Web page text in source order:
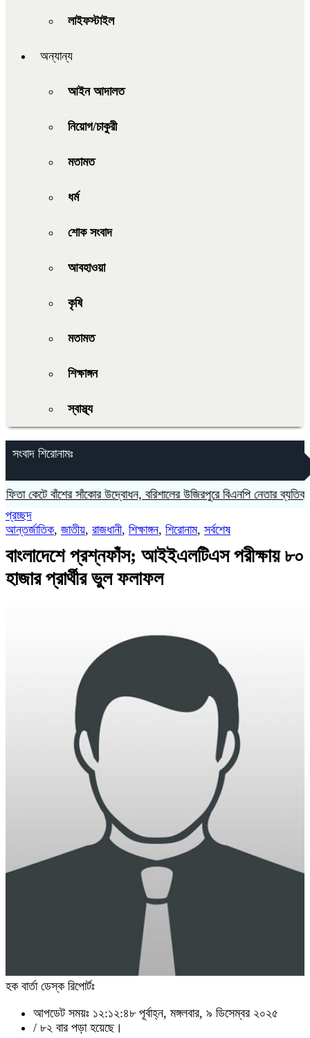
লাইফস্টাইল
অন্যান্য
আইন আদালত
নিয়োগ/চাকুরী
মতামত
ধর্ম
শোক সংবাদ
আবহাওয়া
কৃষি
মতামত
শিক্ষাঙ্গন
স্বাস্থ্য
সংবাদ শিরোনামঃ
বাঁশের সাঁকোর উদ্বোধন, বরিশালের উজিরপুরে বিএনপি নেতার ব্যতিক্রমী
প্রচ্ছদ
আন্তর্জাতিক, জাতীয়, রাজধানী, শিক্ষাঙ্গন, শিরোনাম, সর্বশেষ
বাংলাদেশে প্রশ্নফাঁস; আইইএলটিএস পরীক্ষায় ৮০
হাজার প্রার্থীর ভুল ফলাফল
হক বার্তা ডেস্ক রিপোর্টঃ
আপডেট সময়ঃ ১২:১২:৪৮ পূর্বাহ্ন, মঙ্গলবার, ৯ ডিসেম্বর ২০২৫
/ ৮২ বার পড়া হয়েছে।